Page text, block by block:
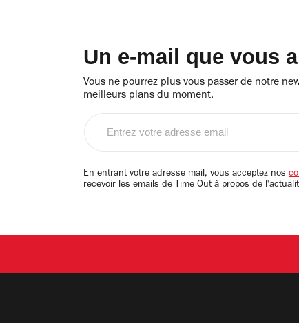
Un e-mail que vous
Vous ne pourrez plus vous passer de notre
meilleurs plans du moment.
email
En entrant votre adresse mail, vous acceptez nos
recevoir les emails de Time Out à propos de